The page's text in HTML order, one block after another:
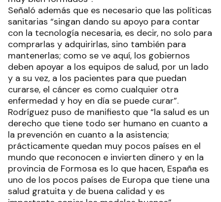
Señaló además que es necesario que las políticas
sanitarias “singan dando su apoyo para contar
con la tecnología necesaria, es decir, no solo para
comprarlas y adquirirlas, sino también para
mantenerlas; como se ve aquí, los gobiernos
deben apoyar a los equipos de salud, por un lado
y a su vez, a los pacientes para que puedan
curarse, el cáncer es como cualquier otra
enfermedad y hoy en día se puede curar”.
Rodríguez puso de manifiesto que “la salud es un
derecho que tiene todo ser humano en cuanto a
la prevención en cuanto a la asistencia;
prácticamente quedan muy pocos países en el
mundo que reconocen e invierten dinero y en la
provincia de Formosa es lo que hacen, España es
uno de los pocos países de Europa que tiene una
salud gratuita y de buena calidad y es